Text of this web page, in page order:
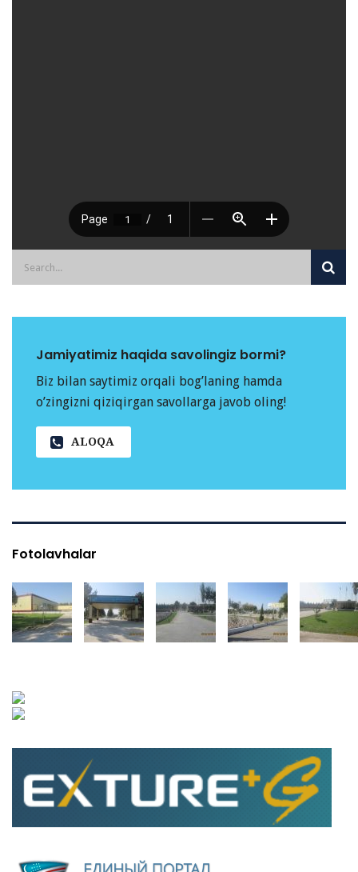
Jamiyatimiz haqida savolingiz bormi?
Biz bilan saytimiz orqali bog’laning hamda
o’zingizni qiziqirgan savollarga javob oling!
ALOQA
Fotolavhalar